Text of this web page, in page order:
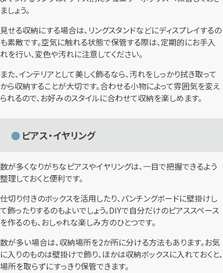
ましょう。
見せる収納にする場合は、リングスタンドなどにディスプレイするの
も素敵です。空気に触れる状態で保管する際は、定期的にお手入
れを行い、変色や汚れに注意してください。
また、インテリアとして美しく飾るなら、汚れをしっかり拭き取って
から収納することが大切です。合わせる小物によって雰囲気を変え
られるので、お好みのスタイルに合わせて収納を楽しめます。
ピアス・イヤリング
数が多くなりがちなピアスやイヤリングは、一目で把握できるよう
整理しておくと便利です。
仕切り付きのボックスを活用したり、パンチングボードに壁掛けし
て飾ったりするのもよいでしょう。DIYで自分だけのピアススペース
を作るのも、おしゃれな楽しみ方のひとつです。
数が多い場合は、収納場所を2か所に分ける方法もあります。お気
に入りのものは壁掛けで飾り、ほかは収納ボックスに入れておくと、
場所を取らずにすっきり保管できます。